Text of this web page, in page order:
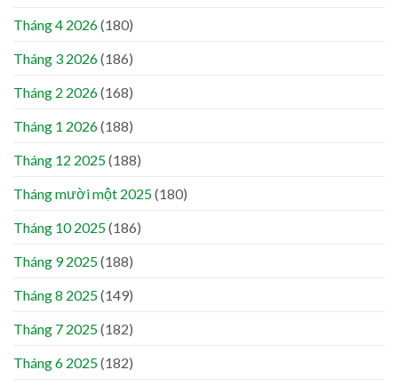
Tháng 4 2026(180)
Tháng 3 2026(186)
Tháng 2 2026(168)
Tháng 1 2026(188)
Tháng 12 2025(188)
Tháng mười một 2025(180)
Tháng 10 2025(186)
Tháng 9 2025(188)
Tháng 8 2025(149)
Tháng 7 2025(182)
Tháng 6 2025(182)